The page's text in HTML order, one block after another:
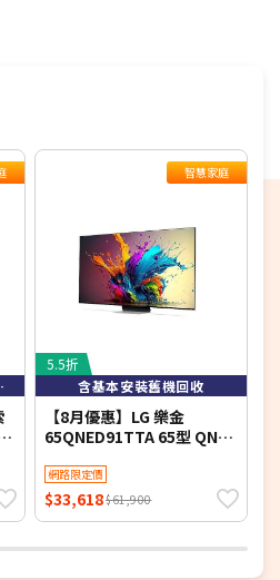
字樣，都將依照預購日期，以訂
供貨延遲，將會再另外發送簡訊
8/9止
智慧家庭
5.5折
含基本安裝舊機回收
【8月優惠】LG 樂金
65QNED91TTA 65型 QNED
網路限定價
$33,618$61,900